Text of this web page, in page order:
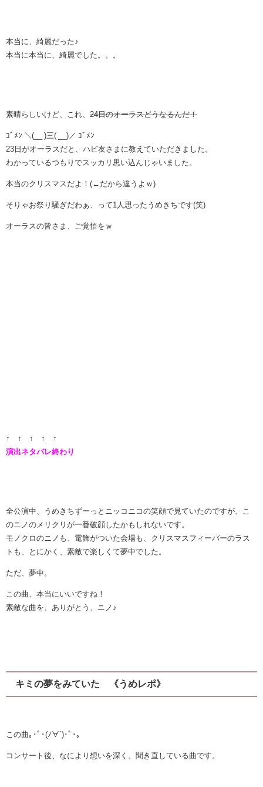
本当に、綺麗だった♪
本当に本当に、綺麗でした。。。
素晴らしいけど、これ、 24日のオーラスどうなるんだ！
ｺﾞﾒﾝ ＼(__ )三( __)／ ｺﾞﾒﾝ
23日がオーラスだと、ハピ友さまに教えていただきました。
わかっているつもりでスッカリ思い込んじゃいました。
本当のクリスマスだよ！ (←だから違うよｗ)
そりゃお祭り騒ぎだわぁ、って1人思ったうめきちです(笑)
オーラスの皆さま、ご覚悟をｗ
↑ ↑ ↑ ↑ ↑
演出ネタバレ終わり
全公演中、うめきちずーっとニッコニコの笑顔で見ていたのですが、こ
のニノのメリクリが一番破顔したかもしれないです。
モノクロのニノも、電飾がついた会場も、クリスマスフィーバーのラス
トも、とにかく、素敵で楽しくて夢中でした。
ただ、夢中。
この曲、本当にいいですね！
素敵な曲を、ありがとう、ニノ♪
キミの夢をみていた 《うめレポ》
この曲｡･ﾟ･(ﾉ∀`)･ﾟ･｡
コンサート後、なにより想いを深く、聞き直している曲です。